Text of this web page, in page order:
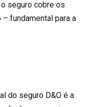
seguro cobre os
fundamental para a
do seguro D&O é a